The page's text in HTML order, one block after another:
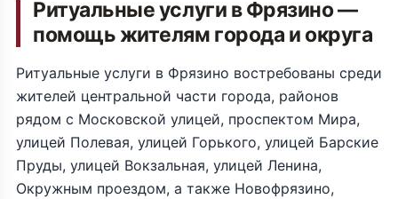
Ритуальные услуги в Фрязино —
помощь жителям города и округа
Ритуальные услуги в Фрязино востребованы среди
жителей центральной части города, районов
рядом с Московской улицей, проспектом Мира,
улицей Полевая, улицей Горького, улицей Барские
Пруды, улицей Вокзальная, улицей Ленина,
Окружным проездом, а также Новофрязино,